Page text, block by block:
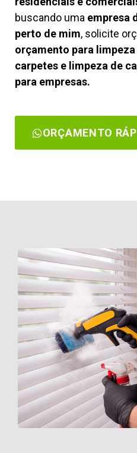
buscando uma empresa
perto de mim, solicite
orçamento para
carpetes e limpeza de
para empresas.
ORÇAMENTO